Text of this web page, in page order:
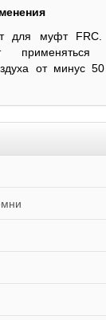
для муфт
применяться
от минус